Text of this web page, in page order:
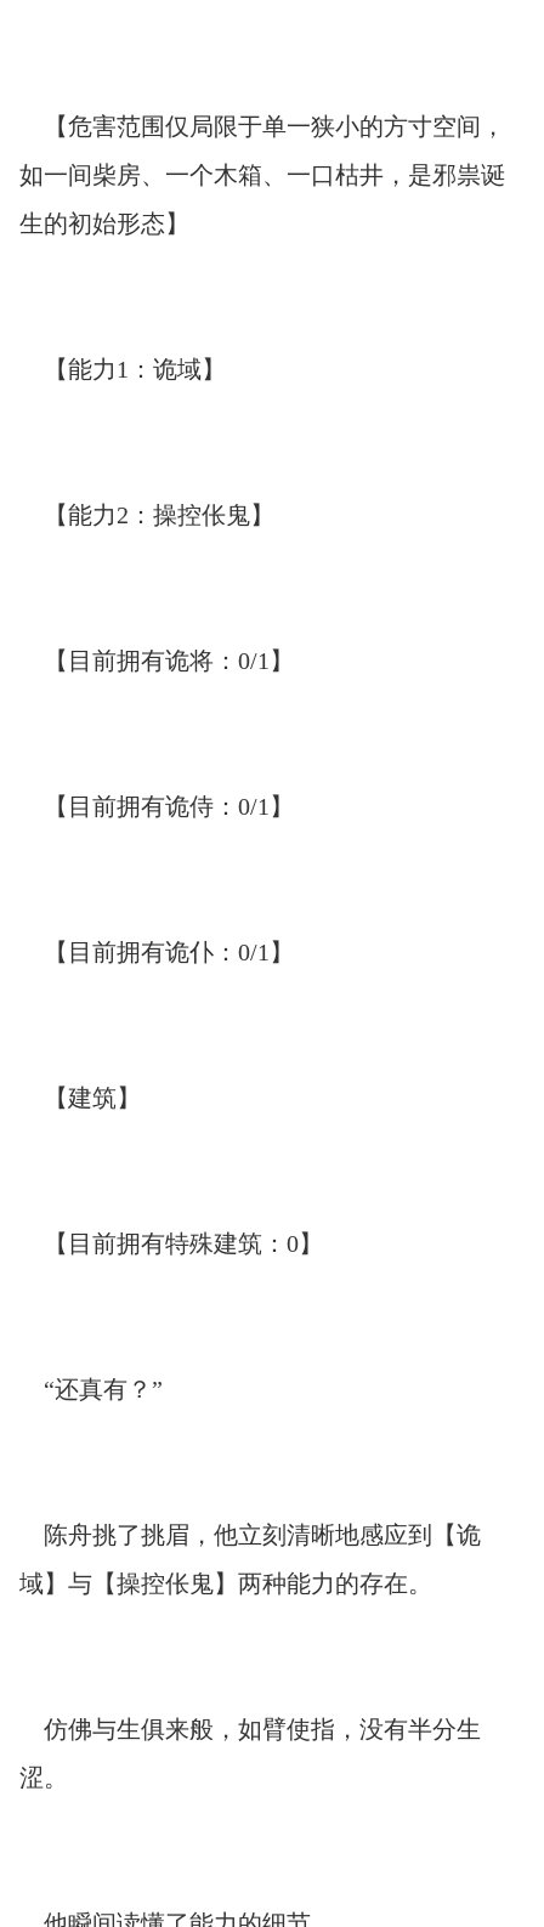
【危害范围仅局限于单一狭小的方寸空间，
如一间柴房、一个木箱、一口枯井，是邪祟诞
生的初始形态】
【能力1：诡域】
【能力2：操控伥鬼】
【目前拥有诡将：0/1】
【目前拥有诡侍：0/1】
【目前拥有诡仆：0/1】
【建筑】
【目前拥有特殊建筑：0】
“还真有？”
陈舟挑了挑眉，他立刻清晰地感应到【诡
域】与【操控伥鬼】两种能力的存在。
仿佛与生俱来般，如臂使指，没有半分生
涩。